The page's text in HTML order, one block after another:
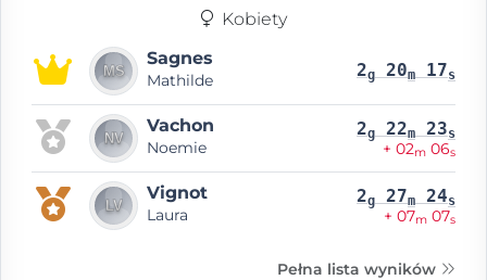
Kobiety
Sagnes
Mathilde 2g 20m 17s
Vachon
Noemie
2g 22m 23s
+ 02m 06s
Vignot
Laura
2g 27m 24s
+ 07m 07s
Pełna lista wyników